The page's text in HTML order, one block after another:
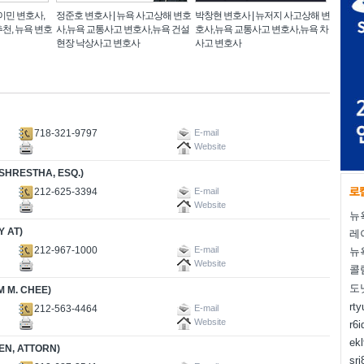
민 변호사,
, 뉴욕 변호
정준호 변호사 | 뉴욕 사고상해 변호
사,뉴욕 교통사고 변호사,뉴욕 건설
현장 낙상사고 변호사
박창현 변호사 | 뉴저지 사고상해 변
호사,뉴욕 교통사고 변호사,뉴욕 차
사고 변호사
718-321-9797
E-mail
Website
ESQ.)
212-625-3394
E-mail
Website
AT)
212-967-1000
E-mail
Website
M. CHEE)
212-563-4464
E-mail
Website
ATTORN)
뉴
레
뉴
콜
도